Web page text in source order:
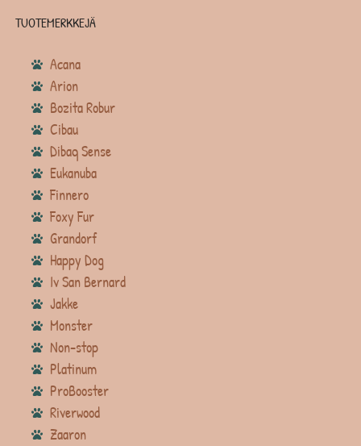
TUOTEMERKKEJÄ
Acana
Arion
Bozita Robur
Cibau
Dibaq Sense
Eukanuba
Finnero
Foxy Fur
Grandorf
Happy Dog
Iv San Bernard
Jakke
Monster
Non-stop
Platinum
ProBooster
Riverwood
Zaaron